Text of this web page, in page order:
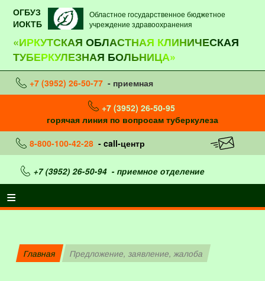
ОГБУЗ
ИОКТБ
Областное государственное бюджетное
учреждение здравоохранения
«ИРКУТСКАЯ ОБЛАСТНАЯ КЛИНИЧЕСКАЯ
ТУБЕРКУЛЕЗНАЯ БОЛЬНИЦА»
+7 (3952) 26-50-77 - приемная
+7 (3952) 26-50-95
горячая линия по вопросам туберкулеза
8-800-100-42-28 - call-центр
+7 (3952) 26-50-94- приемное отделение
Главная Предложение, заявление, жалоба